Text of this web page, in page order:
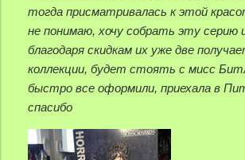
тогда присматривалась к этой
не понимаю, хочу собрать эту серию
благодаря скидкам их уже две
коллекции, будет стоять с мисс
быстро все оформили, приехала в
спасибо